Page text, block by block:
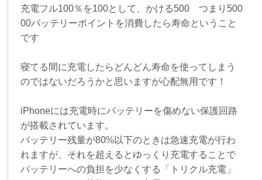
充電フル100％を100として、かける500 つまり500
00バッテリーポイントを消費したら寿命ということ
です
寝てる間に充電したらどんどん寿命を使ってしまう
のではないだろうかと思いますが心配無用です！
iPhoneには充電時にバッテリーを傷めない保護回路
が搭載されています。
バッテリー残量が80%以下のときは急速充電が行わ
れますが、それを超えるとゆっくり充電することで
バッテリーへの負担を少なくする「トリクル充電」